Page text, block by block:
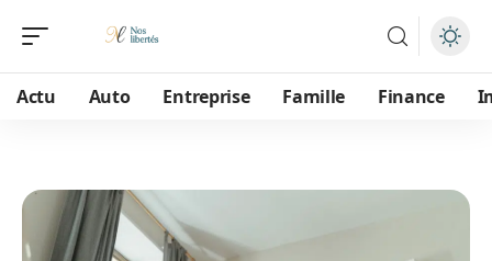
Actu Auto Entreprise Famille Finance